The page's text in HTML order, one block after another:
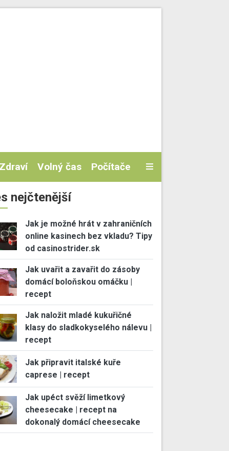
Zdraví Volný čas Počítače
nejčtenější
Jak je možné hrát v zahraničních
online kasinech bez vkladu? Tipy
od casinostrider.sk
Jak uvařit a zavařit do zásoby
domácí boloňskou omáčku |
recept
Jak naložit mladé kukuřičné
klasy do sladkokyselého nálevu |
recept
Jak připravit italské kuře
caprese | recept
Jak upéct svěží limetkový
cheesecake | recept na
dokonalý domácí cheesecake